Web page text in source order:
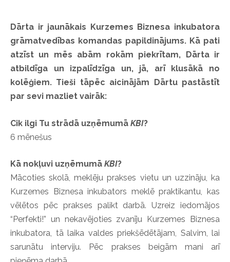
Dārta ir jaunākais Kurzemes Biznesa inkubatora
grāmatvedības komandas papildinājums. Kā pati
atzīst un mēs abām rokām piekrītam, Dārta ir
atbildīga un izpalīdzīga un, jā, arī klusākā no
kolēģiem. Tieši tāpēc aicinājām Dārtu pastāstīt
par sevi mazliet vairāk:
Cik ilgi Tu strādā uzņēmumā KBI?
6 mēnešus
Kā nokļuvi uzņēmumā KBI?
Mācoties skolā, meklēju prakses vietu un uzzināju, ka
Kurzemes Biznesa inkubators meklē praktikantu, kas
vēlētos pēc prakses palikt darbā. Uzreiz iedomājos
“Perfekti!” un nekavējoties zvanīju Kurzemes Biznesa
inkubatora, tā laika valdes priekšēdētājam, Salvim, lai
sarunātu interviju. Pēc prakses beigām mani arī